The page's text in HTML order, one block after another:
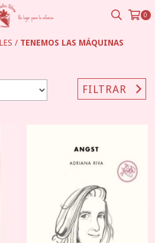
0
/ TENEMOS LAS MÁQUINAS
FILTRAR